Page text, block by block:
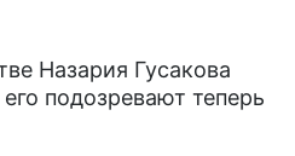
Назария Гусакова
подозревают теперь